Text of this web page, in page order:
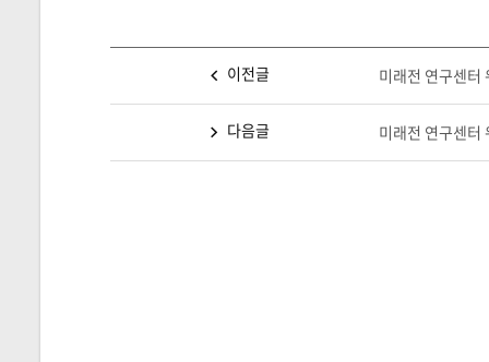
이전글 미래전 연구센터
다음글 미래전 연구센터